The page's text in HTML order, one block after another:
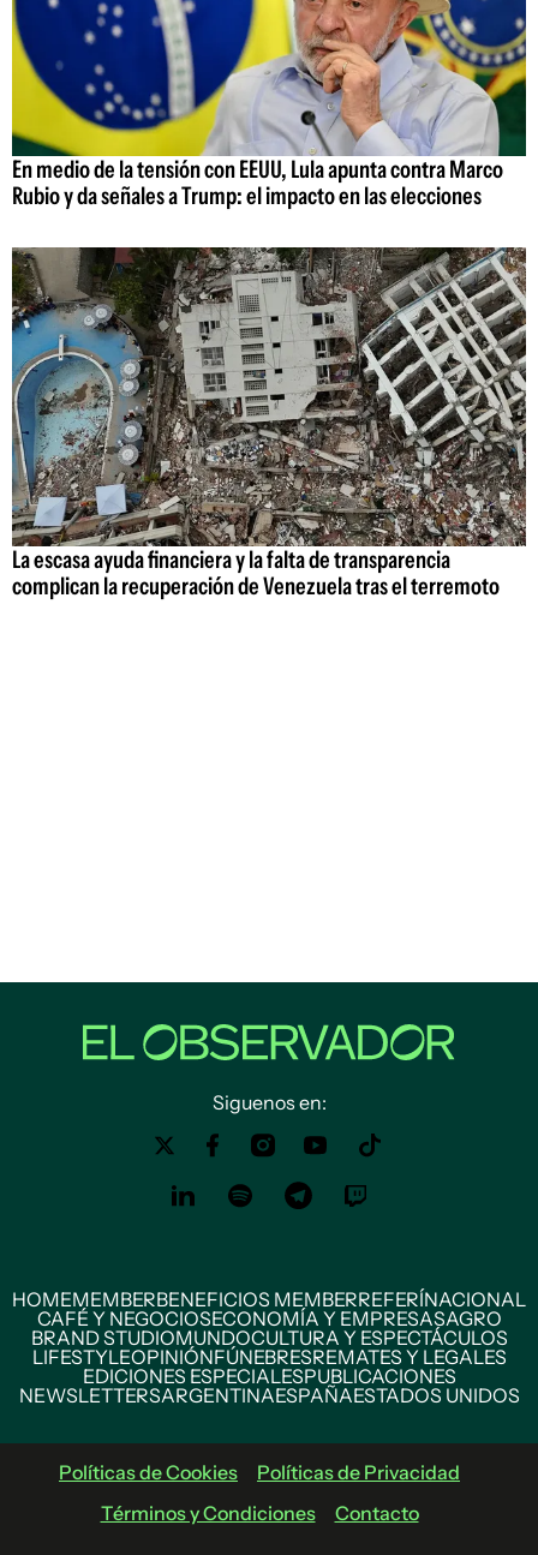
En medio de la tensión con EEUU, Lula apunta contra Marco
Rubio y da señales a Trump: el impacto en las elecciones
La escasa ayuda financiera y la falta de transparencia
complican la recuperación de Venezuela tras el terremoto
Siguenos en:
HOMEMEMBERBENEFICIOS MEMBERREFERÍNACIONAL
CAFÉ Y NEGOCIOSECONOMÍA Y EMPRESASAGRO
BRAND STUDIOMUNDOCULTURA Y ESPECTÁCULOS
LIFESTYLEOPINIÓNFÚNEBRESREMATES Y LEGALES
EDICIONES ESPECIALESPUBLICACIONES
NEWSLETTERSARGENTINAESPAÑAESTADOS UNIDOS
Políticas de Cookies
Políticas de Privacidad
Términos y Condiciones
Contacto